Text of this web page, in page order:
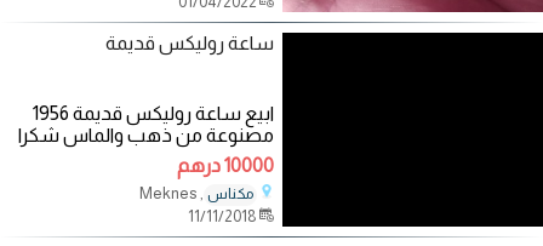
ساعة روليكس قديمة
ابيع ساعة روليكس قديمة 1956
مصنوعة من ذهب والماس شكرا
شكرا شكرا شكرا شكرا
10000 درهم
مكناس , Meknes